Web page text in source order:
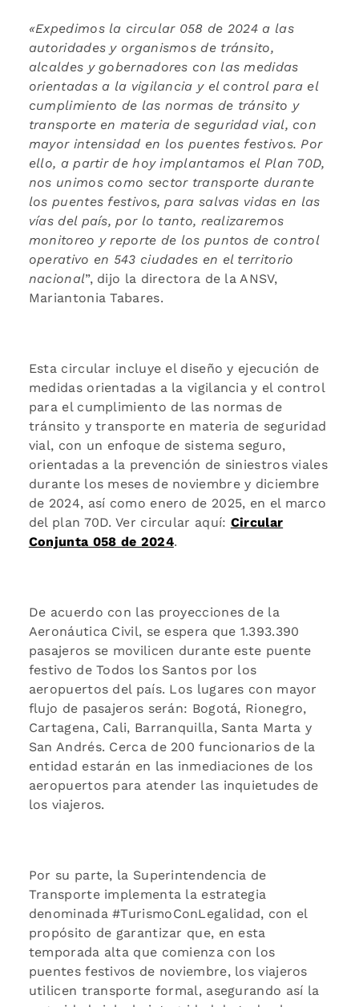
«Expedimos la circular 058 de 2024 a las
autoridades y organismos de tránsito,
alcaldes y gobernadores con las medidas
orientadas a la vigilancia y el control para el
cumplimiento de las normas de tránsito y
transporte en materia deseguridad vial, con
mayor intensidad en los puentes festivos. Por
ello, a partir de hoy implantamos el Plan 70D,
nos unimos como sector transporte durante
los puentes festivos, para salvas vidas en las
vías del país, por lo tanto, realizaremos
monitoreo y reporte de los puntos de control
operativo en 543 ciudades en el territorio
nacional”, dijo la directora de la ANSV,
Mariantonia Tabares.
Esta circular incluye el diseño y ejecución de
medidas orientadas a la vigilancia y el control
para el cumplimiento de las normas de
tránsito y transporte en materia de seguridad
vial, con un enfoque de sistema seguro,
orientadas a la prevención de siniestros viales
durante los meses de noviembre y diciembre
de 2024, así como enero de 2025, en el marco
del plan 70D. Ver circular aquí: Circular
Conjunta 058 de 2024.
De acuerdo con las proyecciones de la
Aeronáutica Civil, se espera que 1.393.390
pasajeros se movilicen durante este puente
festivo de Todos los Santos por los
aeropuertos del país. Los lugares con mayor
flujo de pasajeros serán: Bogotá, Rionegro,
Cartagena, Cali, Barranquilla, Santa Marta y
San Andrés. Cerca de 200 funcionarios de la
entidad estarán en las inmediaciones de los
aeropuertos para atender las inquietudes de
los viajeros.
Por su parte, la Superintendencia de
Transporte implementa la estrategia
denominada #TurismoConLegalidad, con el
propósito de garantizar que, en esta
temporada alta que comienza con los
puentes festivos de noviembre, los viajeros
utilicen transporte formal, asegurando así la